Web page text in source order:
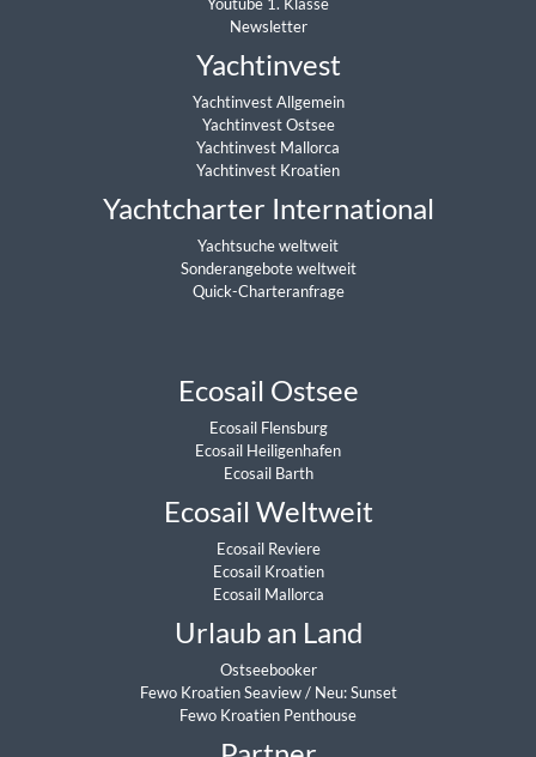
Youtube 1. Klasse
Newsletter
Yachtinvest
Yachtinvest Allgemein
Yachtinvest Ostsee
Yachtinvest Mallorca
Yachtinvest Kroatien
Yachtcharter International
Yachtsuche weltweit
Sonderangebote weltweit
Quick-Charteranfrage
Ecosail Ostsee
Ecosail Flensburg
Ecosail Heiligenhafen
Ecosail Barth
Ecosail Weltweit
Ecosail Reviere
Ecosail Kroatien
Ecosail Mallorca
Urlaub an Land
Ostseebooker
Fewo Kroatien Seaview/ Neu: Sunset
Fewo Kroatien Penthouse